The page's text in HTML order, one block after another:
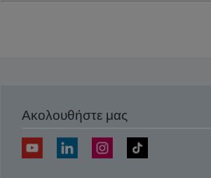
Ακολουθήστε μας